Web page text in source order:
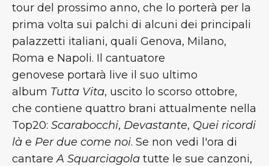
tour del prossimo anno, che lo porterà per la
prima volta sui palchi di alcuni dei principali
palazzetti italiani, quali Genova, Milano,
Roma e Napoli. Il cantuatore
genovese portarà live il suo ultimo
album Tutta Vita, uscito lo scorso ottobre,
che contiene quattro brani attualmente nella
Top20: Scarabocchi, Devastante, Quei ricordi
là e Per due come noi. Se non vedi l'ora di
cantareA Squarciagola tutte le sue canzoni,